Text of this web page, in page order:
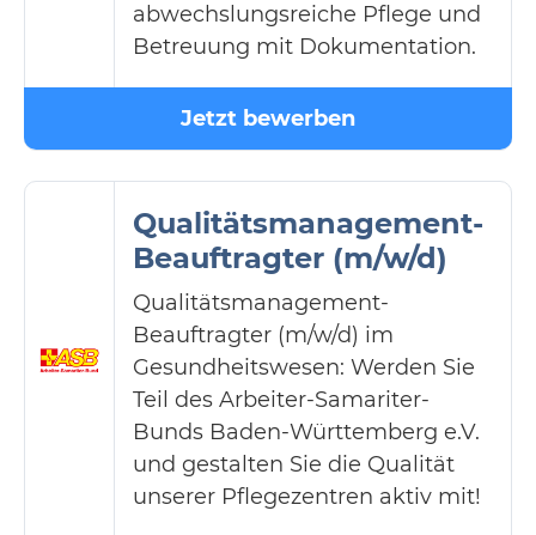
abwechslungsreiche Pflege und
Betreuung mit Dokumentation.
Jetzt bewerben
Qualitätsmanagement-
Beauftragter (m/w/d)
Qualitätsmanagement-
Beauftragter (m/w/d) im
Gesundheitswesen: Werden Sie
Teil des Arbeiter-Samariter-
Bunds Baden-Württemberg e.V.
und gestalten Sie die Qualität
unserer Pflegezentren aktiv mit!